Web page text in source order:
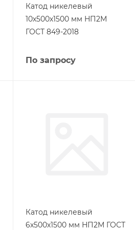
Катод никелевый
10х500х1500 мм НП2М
ГОСТ 849-2018
По запросу
Катод никелевый
6х500х1500 мм НП2М ГОСТ